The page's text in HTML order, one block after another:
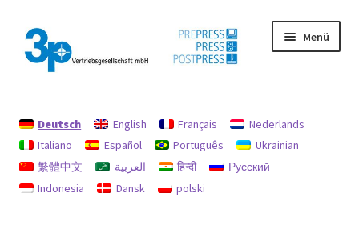
Zur
Navigation
springen
Zum
Inhalt
springen
Menü
Datenschutz
Gebrauchtmaschinen
Deutsch English Français
Nederlands
Italiano
Español Português
Ukrainian
繁體中文
العربية हिन्दी
Русский
Indonesia
Dansk polski